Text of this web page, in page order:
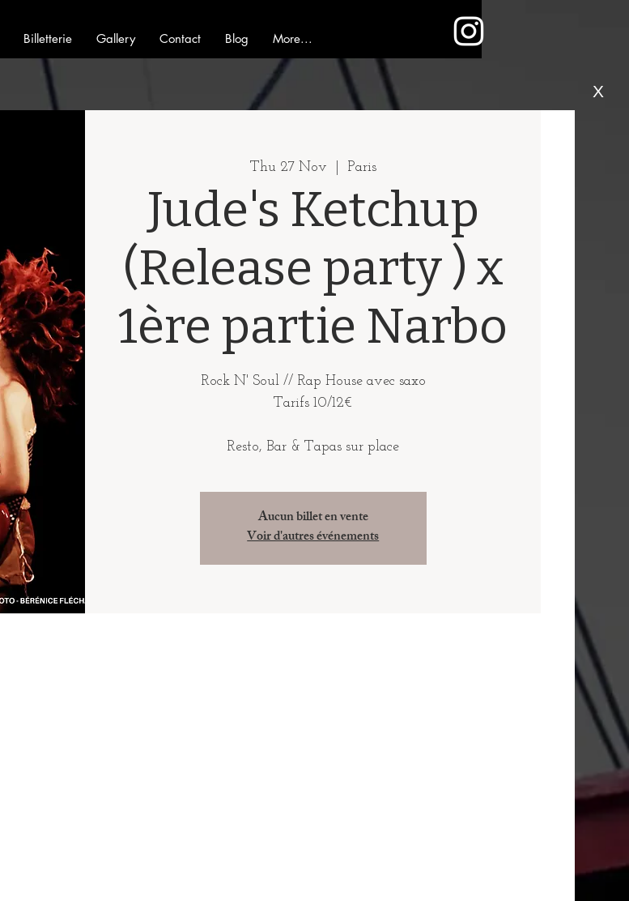
Billetterie Gallery Contact Blog More...
X
Thu 27 Nov Paris
Jude's Ketchup
(Release party ) x
1ère partie Narbo
Rock N' Soul // Rap House avec saxo
Tarifs 10/12€
Resto, Bar & Tapas sur place
Aucun billet en vente
Voir d'autres événements